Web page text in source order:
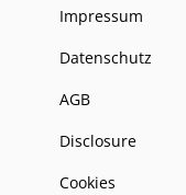
Impressum
Datenschutz
AGB
Disclosure
Cookies